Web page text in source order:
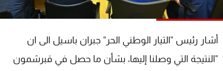
أشار رئيس "التيار الوطني الحر" جبران باسيل الى ان
"النتيجة التي وصلنا إليها، بشأن ما حصل في قبرشمون
البرامج
جدول البرامج
شاهد البرامج